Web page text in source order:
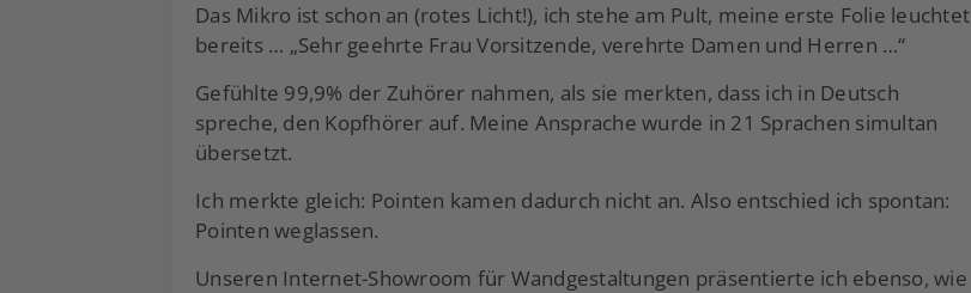
Das Mikro ist schon an (rotes Licht!), ich stehe am Pult, meine erste Folie leuchtet
bereits … „Sehr geehrte Frau Vorsitzende, verehrte Damen und Herren …“
Gefühlte 99,9% der Zuhörer nahmen, als sie merkten, dass ich in Deutsch
spreche, den Kopfhörer auf. Meine Ansprache wurde in 21 Sprachen simultan
übersetzt.
Ich merkte gleich: Pointen kamen dadurch nicht an. Also entschied ich spontan:
Pointen weglassen.
Unseren Internet-Showroom für Wandgestaltungen präsentierte ich ebenso, wie